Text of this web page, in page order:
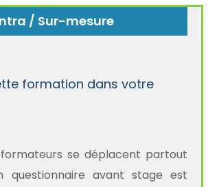
/ Sur-mesure
formation dans votre
se déplacent partout
questionnaire avant stage est